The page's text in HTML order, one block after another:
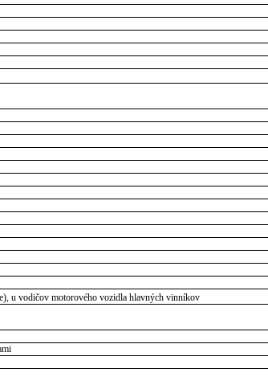
u vodičov motorového vozidla hlavných vinníkov